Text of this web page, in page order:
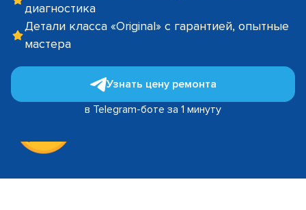
диагностика
Детали класса «Original» с гарантией, опытные
мастера
Узнать цену ремонта
в Telegram-боте за 1 минуту